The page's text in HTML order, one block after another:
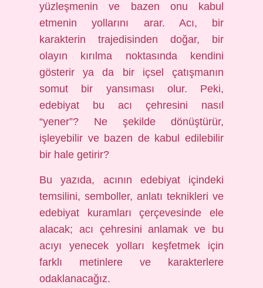
yüzleşmenin ve bazen onu kabul
etmenin yollarını arar. Acı, bir
karakterin trajedisinden doğar, bir
olayın kırılma noktasında kendini
gösterir ya da bir içsel çatışmanın
somut bir yansıması olur. Peki,
edebiyat bu acı çehresini nasıl
“yener”? Ne şekilde dönüştürür,
işleyebilir ve bazen de kabul edilebilir
bir hale getirir?
Bu yazıda, acının edebiyat içindeki
temsilini, semboller, anlatı teknikleri ve
edebiyat kuramları çerçevesinde ele
alacak; acı çehresini anlamak ve bu
acıyı yenecek yolları keşfetmek için
farklı metinlere ve karakterlere
odaklanacağız.